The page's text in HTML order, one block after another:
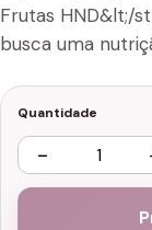
Frutas HND&lt;/
busca uma
Quantidade
−